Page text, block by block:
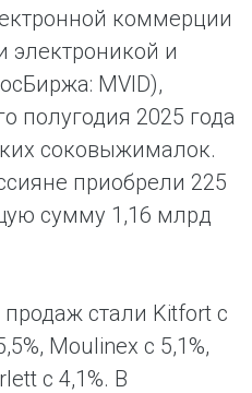
коммерции
электроникой и
MVID),
полугодия 2025 года
соковыжималок.
приобрели 225
сумму 1,16 млрд
стали Kitfort с
Moulinex с 5,1%,
с 4,1%. В